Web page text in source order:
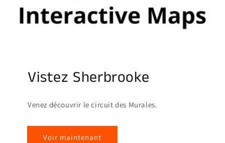
Vistez Sherbrooke
Venez découvrir le circuit des Murales.
Voir maintenant